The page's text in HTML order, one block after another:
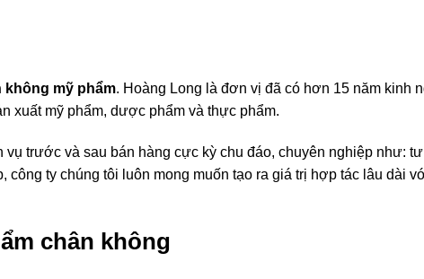
không mỹ phẩm. Hoàng Long là đơn vị đã có hơn 15 năm kinh
xuất mỹ phẩm, dược phẩm và thực phẩm.
trước và sau bán hàng cực kỳ chu đáo, chuyên nghiệp như:
ty chúng tôi luôn mong muốn tạo ra giá trị hợp tác lâu dài
chân không